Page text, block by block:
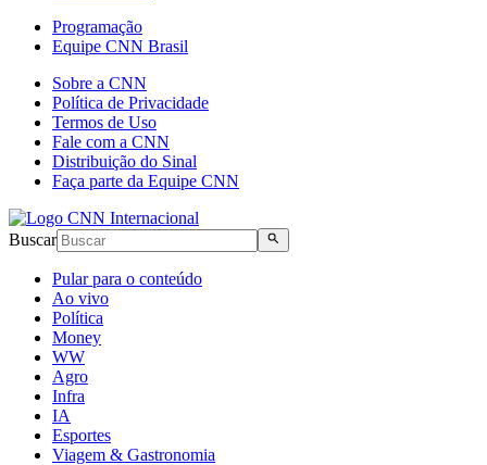
Programação
Equipe CNN Brasil
Sobre a CNN
Política de Privacidade
Termos de Uso
Fale com a CNN
Distribuição do Sinal
Faça parte da Equipe CNN
Buscar
Pular para o conteúdo
Ao vivo
Política
Money
WW
Agro
Infra
IA
Esportes
Viagem & Gastronomia